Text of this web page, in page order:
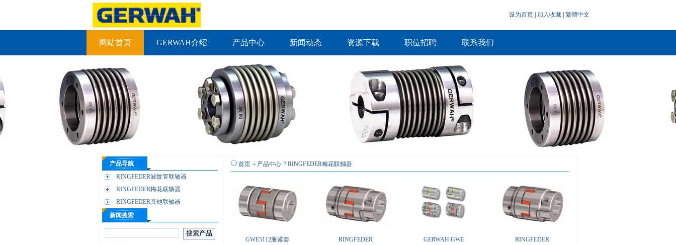
设为首页 加入收藏 繁體中文
网站首页 GERWAH介绍 产品中心 新闻动态 资源下载 职位招聘 联系我们
产品导航
RINGFEDER波纹管联轴器
RINGFEDER梅花联轴器
RINGFEDER其他联轴器
新闻搜索
首页 产品中心 RINGFEDER梅花联轴器
GWE5112胀紧套 RINGFEDER GERWAH GWE RINGFEDER